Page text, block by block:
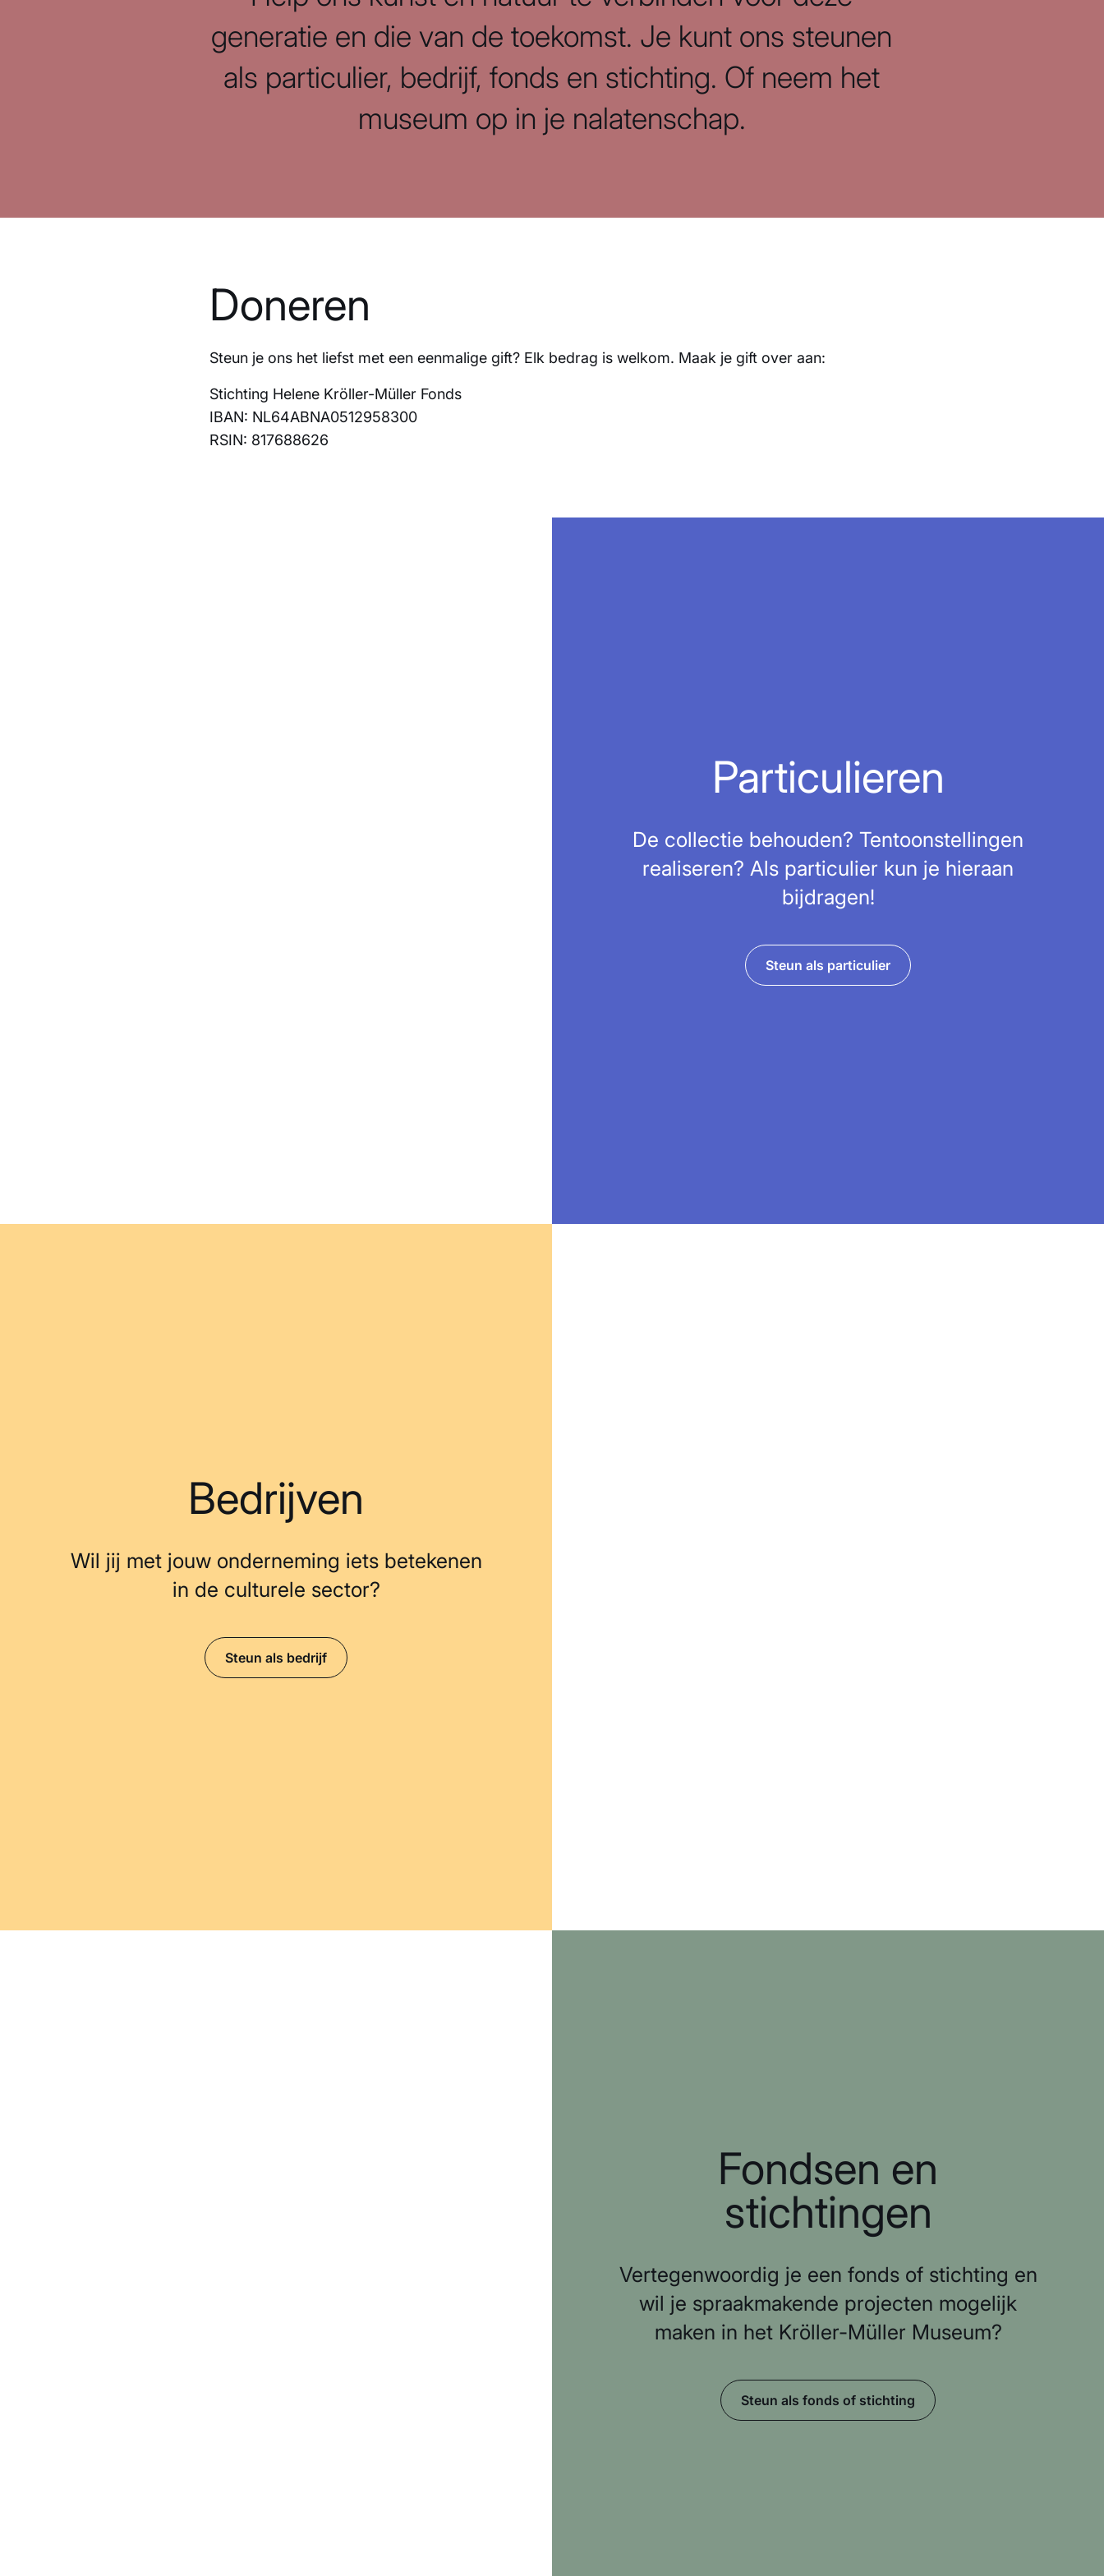
generatie en die van de toekomst. Je kunt ons steunen
als particulier, bedrijf, fonds en stichting. Of neem het
museum op in je nalatenschap.
Doneren
Steun je ons het liefst met een eenmalige gift? Elk bedrag is welkom. Maak je gift over aan:
Stichting Helene Kröller-Müller Fonds
IBAN: NL64ABNA0512958300
RSIN: 817688626
Particulieren
De collectie behouden? Tentoonstellingen
realiseren? Als particulier kun je hieraan
bijdragen!
Steun als particulier
Bedrijven
Wil jij met jouw onderneming iets betekenen
in de culturele sector?
Steun als bedrijf
Fondsen en
stichtingen
Vertegenwoordig je een fonds of stichting en
wil je spraakmakende projecten mogelijk
maken in het Kröller-Müller Museum?
Steun als fonds of stichting